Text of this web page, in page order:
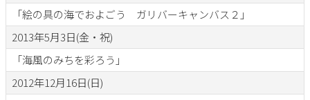
「絵の具の海でおよごう ガリバーキャンバス２」
2013年5月3日(金・祝)
「海風のみちを彩ろう」
2012年12月16日(日)